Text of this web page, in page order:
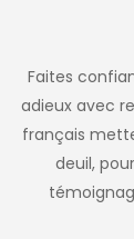
Faites
adieux avec
français
deuil,